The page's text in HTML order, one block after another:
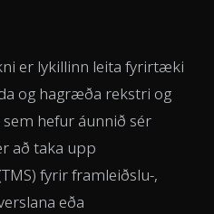
er lykillinn leita fyrirtæki
og hagræða rekstri og
hefur áunnið sér
að taka upp
fyrir framleiðslu-,
eða